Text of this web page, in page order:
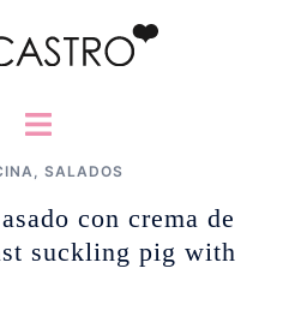
Alternar
SALADOS
con crema de
suckling pig with